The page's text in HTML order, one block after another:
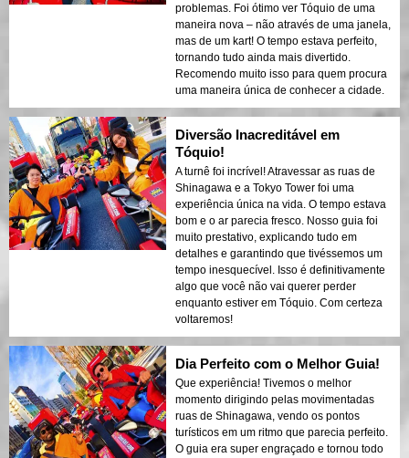
problemas. Foi ótimo ver Tóquio de uma
maneira nova – não através de uma janela,
mas de um kart! O tempo estava perfeito,
tornando tudo ainda mais divertido.
Recomendo muito isso para quem procura
uma maneira única de conhecer a cidade.
Diversão Inacreditável em
Tóquio!
A turnê foi incrível! Atravessar as ruas de
Shinagawa e a Tokyo Tower foi uma
experiência única na vida. O tempo estava
bom e o ar parecia fresco. Nosso guia foi
muito prestativo, explicando tudo em
detalhes e garantindo que tivéssemos um
tempo inesquecível. Isso é definitivamente
algo que você não vai querer perder
enquanto estiver em Tóquio. Com certeza
voltaremos!
Dia Perfeito com o Melhor Guia!
Que experiência! Tivemos o melhor
momento dirigindo pelas movimentadas
ruas de Shinagawa, vendo os pontos
turísticos em um ritmo que parecia perfeito.
O guia era super engraçado e tornou todo